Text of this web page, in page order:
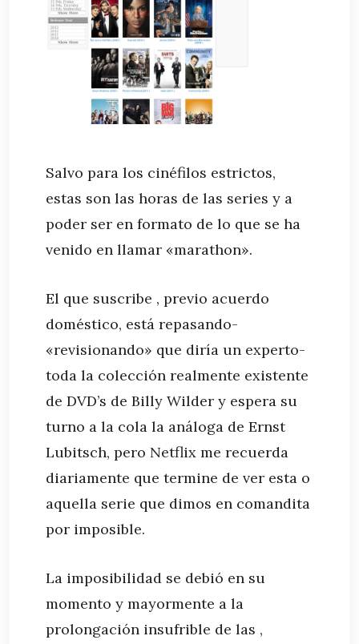
Salvo para los cinéfilos estrictos,
estas son las horas de las series y a
poder ser en formato de lo que se ha
venido en llamar «marathon».
El que suscribe , previo acuerdo
doméstico, está repasando-
«revisionando» que diría un experto-
toda la colección realmente existente
de DVD’s de Billy Wilder y espera su
turno a la cola la análoga de Ernst
Lubitsch, pero Netflix me recuerda
diariamente que termine de ver esta o
aquella serie que dimos en comandita
por imposible.
La imposibilidad se debió en su
momento y mayormente a la
prolongación insufrible de las ,